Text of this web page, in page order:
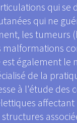
qui se
qui ne
les tumeurs
malformations
est également le
de la
à l'étude des
affectant
structures